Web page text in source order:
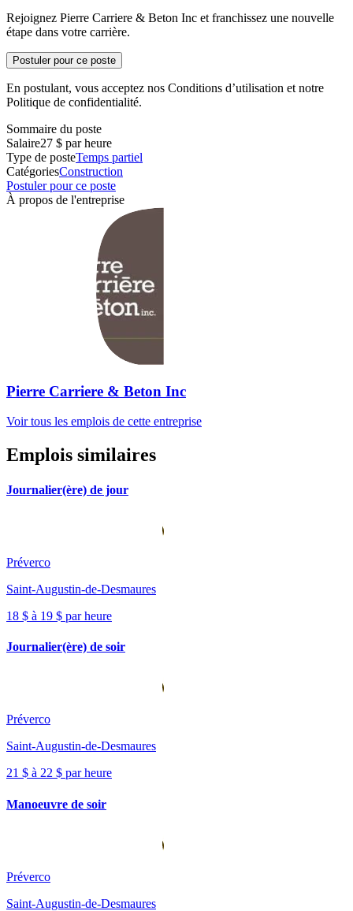
Rejoignez Pierre Carriere & Beton Inc et franchissez une nouvelle
étape dans votre carrière.
Postuler pour ce poste
En postulant, vous acceptez nos Conditions d’utilisation et notre
Politique de confidentialité.
Sommaire du poste
Salaire27 $ par heure
Type de posteTemps partiel
CatégoriesConstruction
Postuler pour ce poste
À propos de l'entreprise
Pierre Carriere & Beton Inc
Voir tous les emplois de cette entreprise
Emplois similaires
Journalier(ère) de jour
Préverco
Saint-Augustin-de-Desmaures
18 $ à 19 $ par heure
Journalier(ère) de soir
Préverco
Saint-Augustin-de-Desmaures
21 $ à 22 $ par heure
Manoeuvre de soir
Préverco
Saint-Augustin-de-Desmaures